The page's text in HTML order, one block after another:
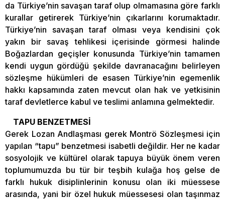
da Türkiye’nin savaşan taraf olup olmamasına göre farklı
kurallar getirerek Türkiye’nin çıkarlarını korumaktadır.
Türkiye’nin savaşan taraf olması veya kendisini çok
yakın bir savaş tehlikesi içerisinde görmesi halinde
Boğazlardan geçişler konusunda Türkiye’nin tamamen
kendi uygun gördüğü şekilde davranacağını belirleyen
sözleşme hükümleri de esasen Türkiye’nin egemenlik
hakkı kapsamında zaten mevcut olan hak ve yetkisinin
taraf devletlerce kabul ve teslimi anlamına gelmektedir.
TAPU BENZETMESİ
Gerek Lozan Andlaşması gerek Montrö Sözleşmesi için
yapılan “tapu” benzetmesi isabetli değildir. Her ne kadar
sosyolojik ve kültürel olarak tapuya büyük önem veren
toplumumuzda bu tür bir teşbih kulağa hoş gelse de
farklı hukuk disiplinlerinin konusu olan iki müessese
arasında, yani bir özel hukuk müessesesi olan taşınmaz